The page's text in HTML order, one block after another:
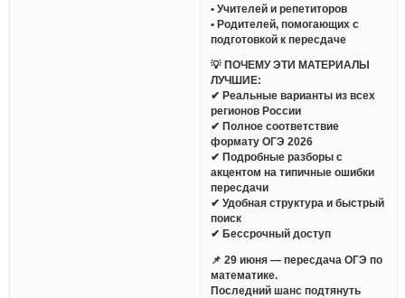
• Учителей и репетиторов
• Родителей, помогающих с
подготовкой к пересдаче
💡 ПОЧЕМУ ЭТИ МАТЕРИАЛЫ
ЛУЧШИЕ:
✔ Реальные варианты из всех
регионов России
✔ Полное соответствие
формату ОГЭ 2026
✔ Подробные разборы с
акцентом на типичные ошибки
пересдачи
✔ Удобная структура и быстрый
поиск
✔ Бессрочный доступ
📌 29 июня — пересдача ОГЭ по
математике.
Последний шанс подтянуть